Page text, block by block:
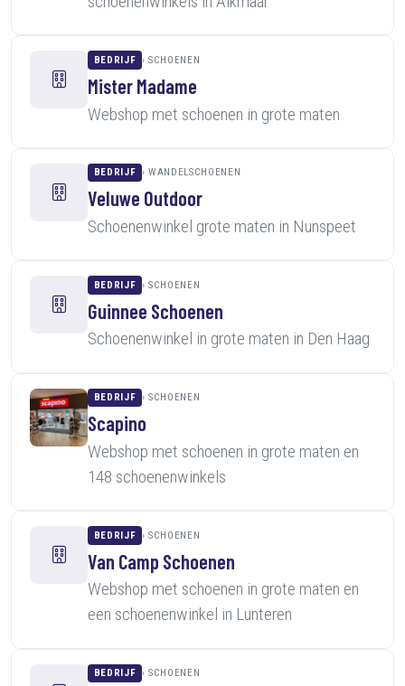
BEDRIJF SCHOENEN
Mister Madame
Webshop met schoenen in grote maten
BEDRIJF WANDELSCHOENEN
Veluwe Outdoor
Schoenenwinkel grote maten in Nunspeet
BEDRIJF SCHOENEN
Guinnee Schoenen
Schoenenwinkel in grote maten in Den Haag
BEDRIJF SCHOENEN
Scapino
Webshop met schoenen in grote maten en
148 schoenenwinkels
BEDRIJF SCHOENEN
Van Camp Schoenen
Webshop met schoenen in grote maten en
een schoenenwinkel in Lunteren
BEDRIJF SCHOENEN